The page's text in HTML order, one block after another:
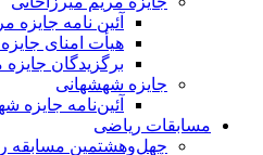
آئین نامه جایزه
هیأت امنای
برگزیدگان جایزه
جایزه شهشهانی
آئین‌نامه جایزه
مسابقات ریاضی
چهل‌و‌هشتمین مسابقه